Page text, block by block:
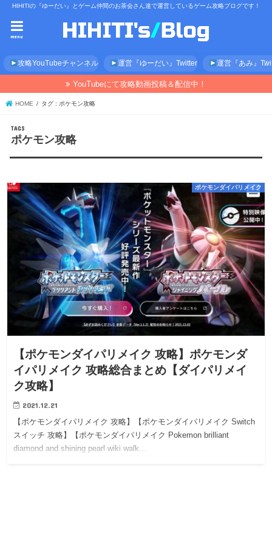
HIHITIの『ゆーだい』とゲーム仲間のお茶会さん達で運営しているゲーム攻略ブログです！
menu
攻略YouTubeチャンネル 運営『ゆーだい』Twitter 運営『あみ』
YouTubeにて攻略動画投稿＆配信中！
HOME タグ : ポケモン攻略
ポケモン攻略
ポケモンダイパリメイク
【ポケモンダイパリメイク 攻略】ポケモンダ
イパリメイク 攻略総合まとめ【ダイパリメイ
ク攻略】
2021.12.21
【ポケモンダイパリメイク 攻略】【ポケモンダイパリメイク Switch
スイッチ 攻略】【ポケモンダイパリメイク Pokemon brilliant
diamond and shining pearl wiki walk…